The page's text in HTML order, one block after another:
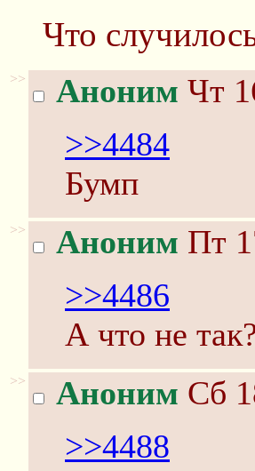
Что
>> Аноним Чт
>>4484
Бумп
>> Аноним Пт
>>4486
А что не
>> Аноним Сб
>>4488